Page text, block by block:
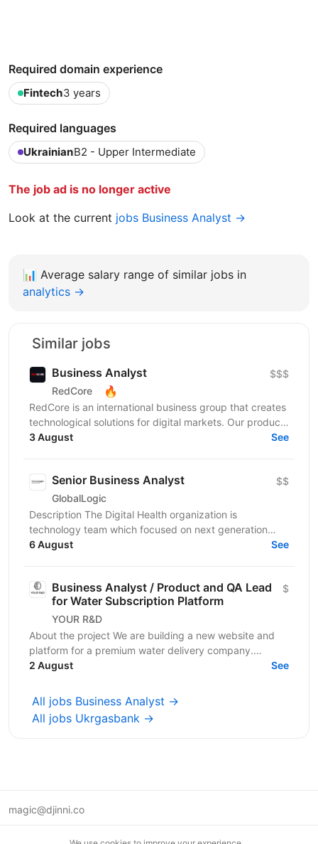
Required domain experience
Fintech3 years
Required languages
UkrainianB2 - Upper Intermediate
The job ad is no longer active
Look at the current jobs Business Analyst →
📊 Average salary range of similar jobs in
analytics →
Similar jobs
Business Analyst
RedCore 🔥
$$$
RedCore is an international business group that creates
technological solutions for digital markets. Our products
and services cover fintech, marketing,...
3 August See
Senior Business Analyst
GlobalLogic
$$
Description The Digital Health organization is
technology team which focused on next generation
Digital Health capabilities which deliver on the
6 August See
Business Analyst / Product and QA Lead
for Water Subscription Platform
YOUR R&D
$
About the project We are building a new website and
platform for a premium water delivery company.
Customers subscribe to regular water deliveries. They
2 August See
All jobs Business Analyst →
All jobs Ukrgasbank →
magic@djinni.co